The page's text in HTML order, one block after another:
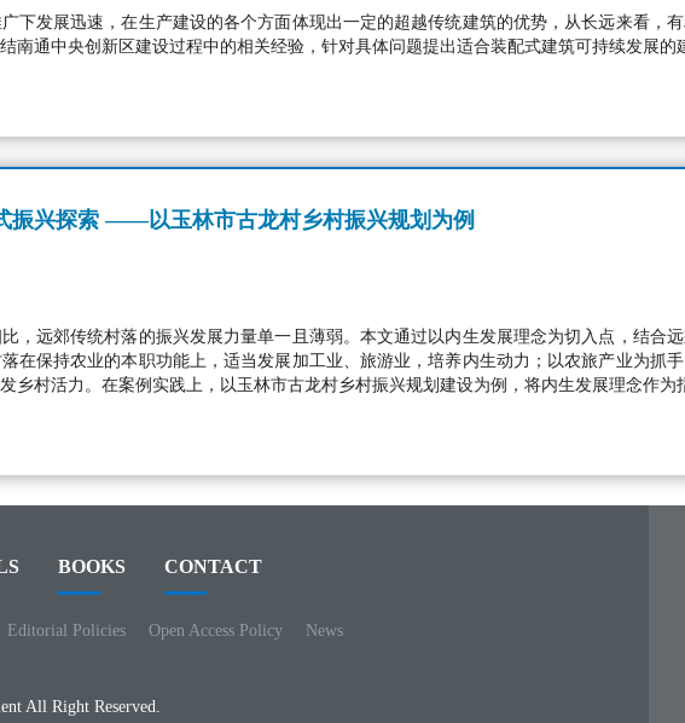
下发展迅速，在生产建设的各个方面体现出一定的超越传统建筑的优势，从长远来看
南通中央创新区建设过程中的相关经验，针对具体问题提出适合装配式建筑可持续发展的
振兴探索——以玉林市古龙村乡村振兴规划为例
，远郊传统村落的振兴发展力量单一且薄弱。本文通过以内生发展理念为切入点，结
在保持农业的本职功能上，适当发展加工业、旅游业，培养内生动力；以农旅产业为
乡村活力。在案例实践上，以玉林市古龙村乡村振兴规划建设为例，将内生发展理念作
BOOKS CONTACT
Editorial Policies Open Access Policy News
All Right Reserved.